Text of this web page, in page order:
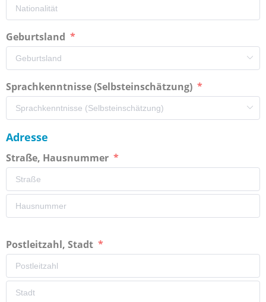
Geburtsland
Sprachkenntnisse (Selbsteinschätzung)
Adresse
Straße, Hausnummer
Postleitzahl, Stadt